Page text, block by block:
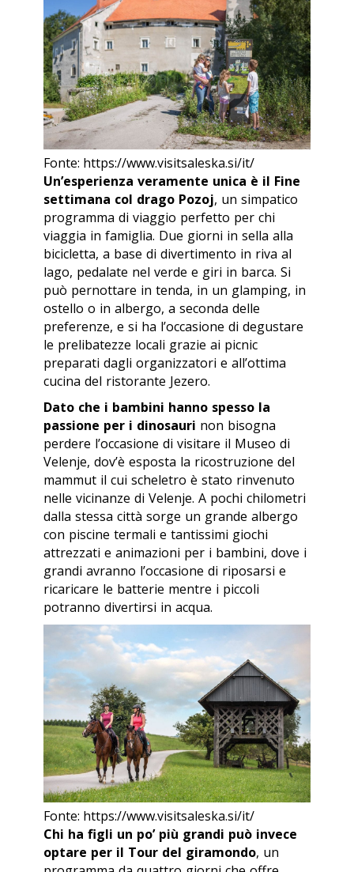
Fonte: https://www.visitsaleska.si/it/
Un’esperienza veramente unica è il Fine
settimana col drago Pozoj, un simpatico
programma di viaggio perfetto per chi
viaggia in famiglia. Due giorni in sella alla
bicicletta, a base di divertimento in riva al
lago, pedalate nel verde e giri in barca. Si
può pernottare in tenda, in un glamping, in
ostello o in albergo, a seconda delle
preferenze, e si ha l’occasione di degustare
le prelibatezze locali grazie ai picnic
preparati dagli organizzatori e all’ottima
cucina del ristorante Jezero.
Dato che i bambini hanno spesso la
passione per i dinosauri non bisogna
perdere l’occasione di visitare il Museo di
Velenje, dov’è esposta la ricostruzione del
mammut il cui scheletro è stato rinvenuto
nelle vicinanze di Velenje. A pochi chilometri
dalla stessa città sorge un grande albergo
con piscine termali e tantissimi giochi
attrezzati e animazioni per i bambini, dove i
grandi avranno l’occasione di riposarsi e
ricaricare le batterie mentre i piccoli
potranno divertirsi in acqua.
Fonte: https://www.visitsaleska.si/it/
Chi ha figli un po’ più grandi può invece
optare per il Tour del giramondo, un